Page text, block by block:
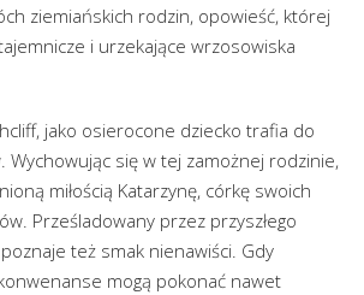
ziemiańskich rodzin, opowieść, której
i urzekające wrzosowiska
jako osierocone dziecko trafia do
Wychowując się w tej zamożnej rodzinie,
miłością Katarzynę, córkę swoich
Prześladowany przez przyszłego
też smak nienawiści. Gdy
mogą pokonać nawet